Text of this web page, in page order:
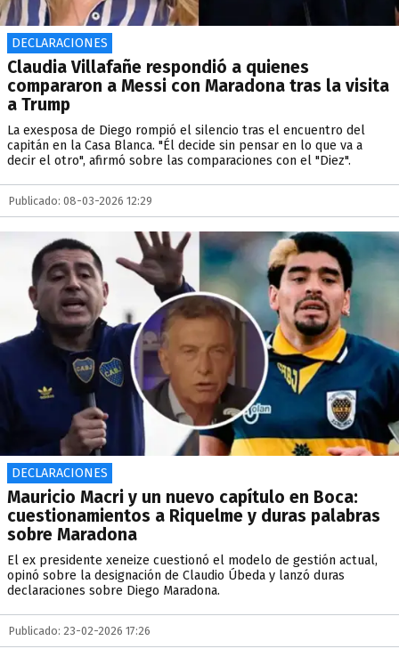
DECLARACIONES
Claudia Villafañe respondió a quienes
compararon a Messi con Maradona tras la visita
a Trump
La exesposa de Diego rompió el silencio tras el encuentro del
capitán en la Casa Blanca. "Él decide sin pensar en lo que va a
decir el otro", afirmó sobre las comparaciones con el "Diez".
Publicado: 08-03-2026 12:29
DECLARACIONES
Mauricio Macri y un nuevo capítulo en Boca:
cuestionamientos a Riquelme y duras palabras
sobre Maradona
El ex presidente xeneize cuestionó el modelo de gestión actual,
opinó sobre la designación de Claudio Úbeda y lanzó duras
declaraciones sobre Diego Maradona.
Publicado: 23-02-2026 17:26